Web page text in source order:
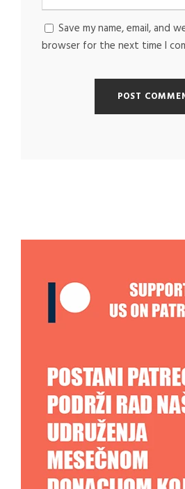
Save my name, email, and
browser for the next time I